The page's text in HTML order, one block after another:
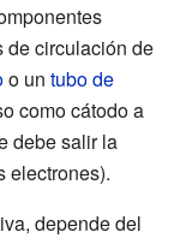
de circulación de
o un tubo de
como cátodo a
debe salir la
electrones).
depende del